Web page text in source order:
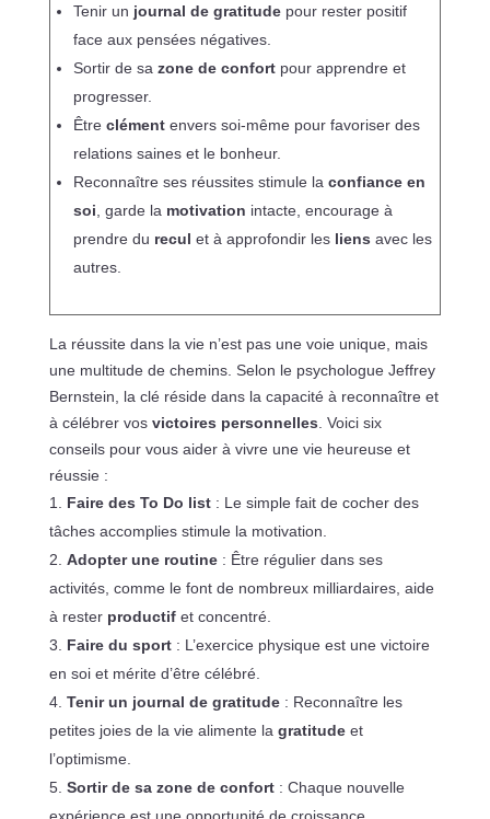
Tenir un journal de gratitudepour rester positif
face aux pensées négatives.
Sortir de sa zone de confortpour apprendre et
progresser.
Être clémentenvers soi-même pour favoriser des
relations saines et le bonheur.
Reconnaître ses réussites stimule la confiance en
soi , garde la motivation intacte, encourage à
prendre du recul et à approfondir les liens avec les
autres.
La réussite dans la vie n’est pas une voie unique, mais
une multitude de chemins. Selon le psychologue Jeffrey
Bernstein, la clé réside dans la capacité à reconnaître et
à célébrer vos victoires personnelles . Voici six
conseils pour vous aider à vivre une vie heureuse et
réussie :
Faire des To Do list: Le simple fait de cocher des
tâches accomplies stimule la motivation.
Adopter une routine: Être régulier dans ses
activités, comme le font de nombreux milliardaires, aide
à rester productifet concentré.
Faire du sport: L’exercice physique est une victoire
en soi et mérite d’être célébré.
Tenir un journal de gratitude: Reconnaître les
petites joies de la vie alimente la gratitudeet
l’optimisme.
Sortir de sa zone de confort: Chaque nouvelle